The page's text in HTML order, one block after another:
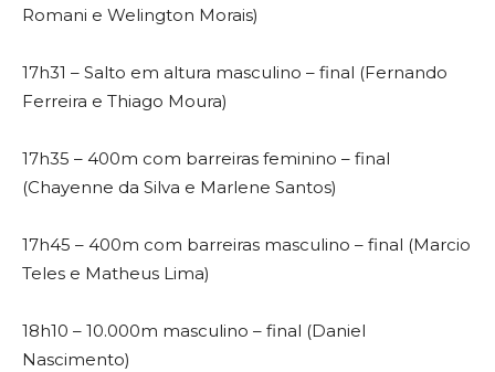
Romani e Welington Morais)
17h31 – Salto em altura masculino – final (Fernando
Ferreira e Thiago Moura)
17h35 – 400m com barreiras feminino – final
(Chayenne da Silva e Marlene Santos)
17h45 – 400m com barreiras masculino – final (Marcio
Teles e Matheus Lima)
18h10 – 10.000m masculino – final (Daniel
Nascimento)